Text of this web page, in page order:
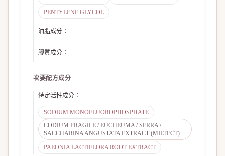
PENTYLENE GLYCOL
油脂成分 ：
膠質成分 ：
次要配方成分
特定活性成分 ：
SODIUM MONOFLUOROPHOSPHATE
CODIUM FRAGILE / EUCHEUMA / SERRA /
SACCHARINA ANGUSTATA EXTRACT (MILTECT)
PAEONIA LACTIFLORA ROOT EXTRACT